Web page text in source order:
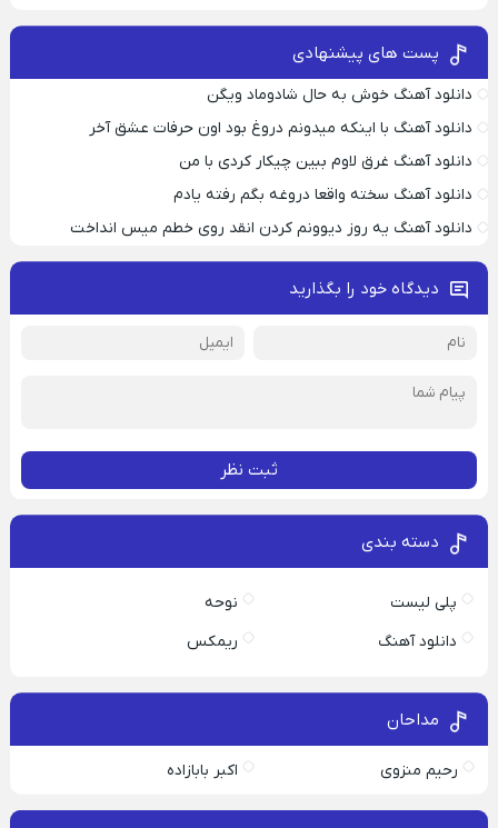
پست های پیشنهادی
دانلود آهنگ خوش به حال شادوماد ویگن
دانلود آهنگ با اینکه میدونم دروغ بود اون حرفات عشق آخر
دانلود آهنگ غرق لاوم ببین چیکار کردی با من
دانلود آهنگ سخته واقعا دروغه بگم رفته یادم
دانلود آهنگ یه روز دیوونم کردن انقد روی خطم میس انداخت
دیدگاه خود را بگذارید
ثبت نظر
دسته بندی
پلی لیست
نوحه
دانلود آهنگ
ریمکس
مداحان
رحیم منزوی اکبر بابازاده